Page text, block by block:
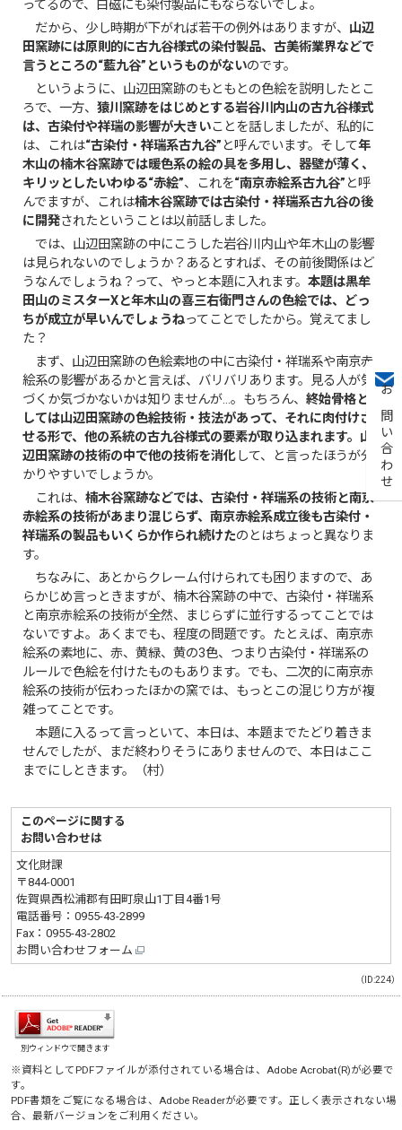
お問い合わせ
ってるので、白磁にも染付製品にもならないでしょ。
だから、少し時期が下がれば若干の例外はありますが、 山辺
田窯跡には原則的に古九谷様式の染付製品、古美術業界などで
言うところの“藍九谷”というものがないのです。
というように、山辺田窯跡のもともとの色絵を説明したとこ
ろで、一方、猿川窯跡をはじめとする岩谷川内山の古九谷様式
は、古染付や祥瑞の影響が大きいことを話しましたが、私的に
は、これは“古染付・祥瑞系古九谷” と呼んでいます。そして年
木山の楠木谷窯跡では暖色系の絵の具を多用し、器壁が薄く、
キリッとしたいわゆる“赤絵”、これを“南京赤絵系古九谷” と呼
んでますが、これは楠木谷窯跡では古染付・祥瑞系古九谷の後
に開発されたということは以前話しました。
では、山辺田窯跡の中にこうした岩谷川内山や年木山の影響
は見られないのでしょうか？あるとすれば、その前後関係はど
うなんでしょうね？って、やっと本題に入れます。本題は黒牟
田山のミスターXと年木山の喜三右衛門さんの色絵では、どっ
ちが成立が早いんでしょうねってことでしたから。覚えてまし
た？
まず、山辺田窯跡の色絵素地の中に古染付・祥瑞系や南京赤
絵系の影響があるかと言えば、バリバリあります。見る人が気
づくか気づかないかは知りませんが…。もちろん、終始骨格と
しては山辺田窯跡の色絵技術・技法があって、それに肉付けさ
せる形で、他の系統の古九谷様式の要素が取り込まれます。山
辺田窯跡の技術の中で他の技術を消化して、と言ったほうが分
かりやすいでしょうか。
これは、楠木谷窯跡などでは、古染付・祥瑞系の技術と南京
赤絵系の技術があまり混じらず、南京赤絵系成立後も古染付・
祥瑞系の製品もいくらか作られ続けたのとはちょっと異なりま
す。
ちなみに、あとからクレーム付けられても困りますので、あ
らかじめ言っときますが、楠木谷窯跡の中で、古染付・祥瑞系
と南京赤絵系の技術が全然、まじらずに並行するってことでは
ないですよ。あくまでも、程度の問題です。たとえば、南京赤
絵系の素地に、赤、黄緑、黄の3色、つまり古染付・祥瑞系の
ルールで色絵を付けたものもあります。でも、二次的に南京赤
絵系の技術が伝わったほかの窯では、もっとこの混じり方が複
雑ってことです。
本題に入るって言っといて、本日は、本題までたどり着きま
せんでしたが、まだ終わりそうにありませんので、本日はここ
までにしときます。（村）
このページに関する
お問い合わせは
文化財課
〒844-0001
佐賀県西松浦郡有田町泉山1丁目4番1号
電話番号：0955-43-2899
Fax：0955-43-2802
お問い合わせフォーム
（ID:224）
別ウィンドウで開きます
※資料としてPDFファイルが添付されている場合は、Adobe Acrobat(R)が必要で
す。
PDF書類をご覧になる場合は、Adobe Readerが必要です。正しく表示されない場
合、最新バージョンをご利用ください。